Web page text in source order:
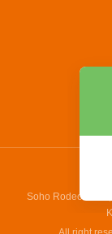
Soho Rodeo